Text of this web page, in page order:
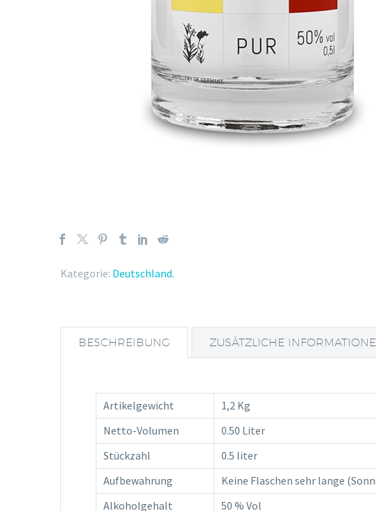
Kategorie: Deutschland.
BESCHREIBUNG ZUSÄTZLICHE
Artikelgewicht
1,2 Kg
Netto-Volumen
0.50 Liter
Stückzahl
0.5 liter
Aufbewahrung
Keine Flaschen sehr lange
Alkoholgehalt
50 % Vol